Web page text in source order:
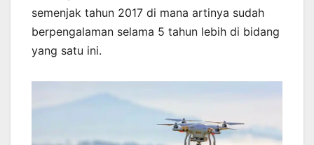
semenjak tahun 2017 di mana artinya sudah
berpengalaman selama 5 tahun lebih di bidang
yang satu ini.